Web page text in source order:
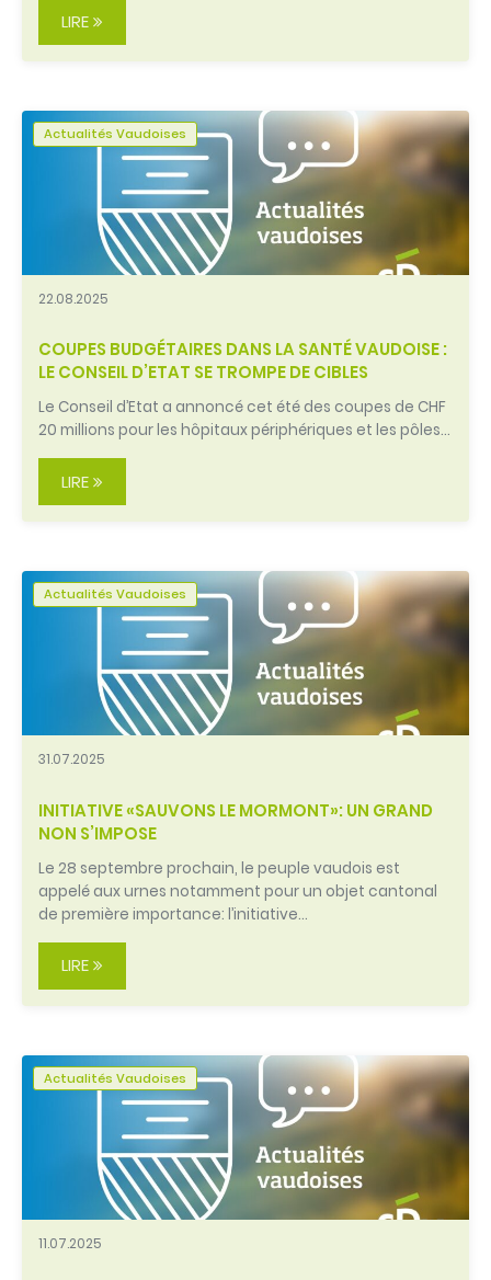
LIRE
Actualités Vaudoises
22.08.2025
COUPES BUDGÉTAIRES DANS LA SANTÉ VAUDOISE :
LE CONSEIL D’ETAT SE TROMPE DE CIBLES
Le Conseil d’Etat a annoncé cet été des coupes de CHF
20 millions pour les hôpitaux périphériques et les pôles…
LIRE
Actualités Vaudoises
31.07.2025
INITIATIVE «SAUVONS LE MORMONT»: UN GRAND
NON S’IMPOSE
Le 28 septembre prochain, le peuple vaudois est
appelé aux urnes notamment pour un objet cantonal
de première importance: l’initiative…
LIRE
Actualités Vaudoises
11.07.2025